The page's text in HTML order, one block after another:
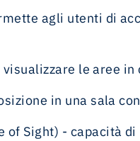
agli utenti di
le aree
in una sala
of Sight) - capacità